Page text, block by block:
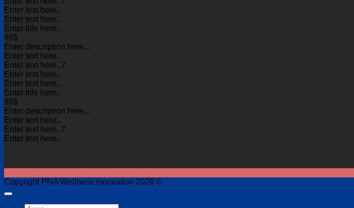
Enter text here..
Enter text here..
Enter title here..
99$
Enter description here...
Enter text here..
Enter text here..?
Enter text here..
Enter text here..
Enter title here..
99$
Enter description here...
Enter text here..
Enter text here..?
Enter text here..
Copyright PNA Wellness Innovation 2026 ©